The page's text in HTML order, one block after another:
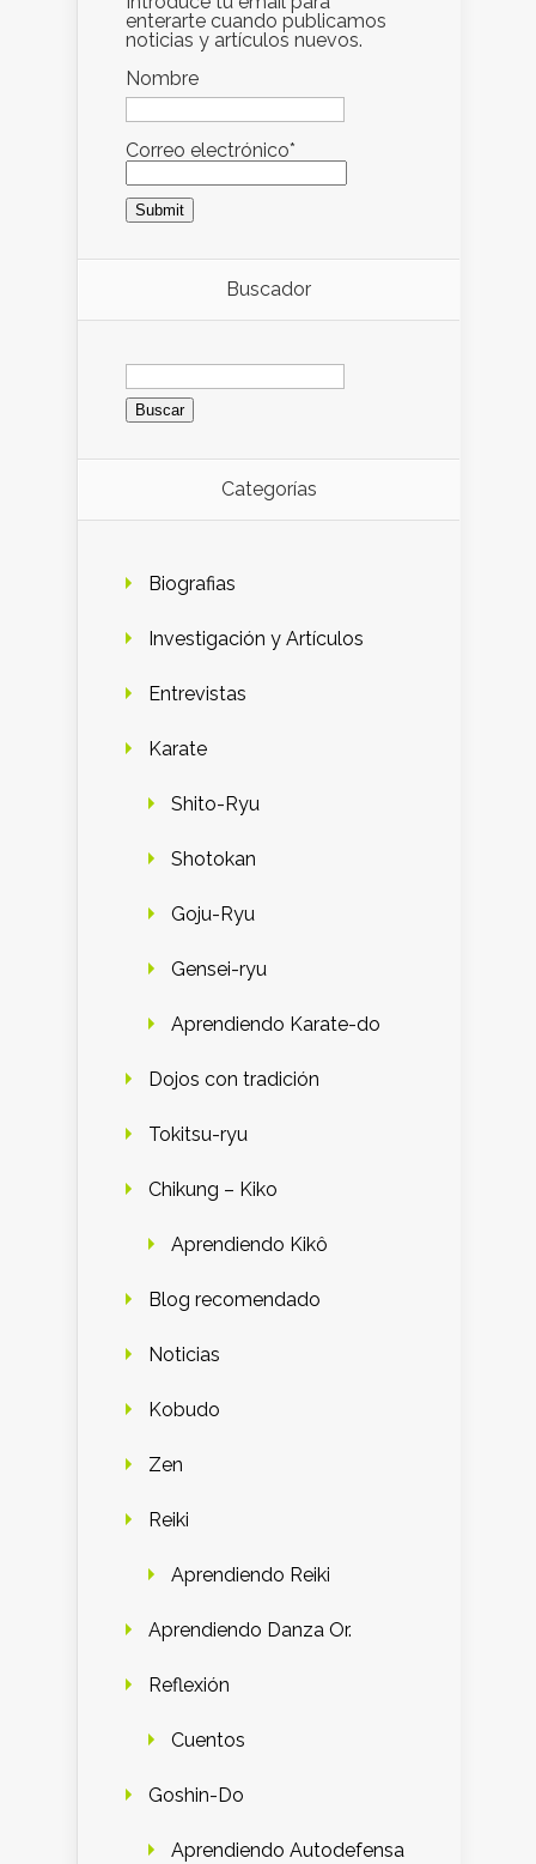
enterarte cuando publicamos
noticias y artículos nuevos.
Nombre
Correo electrónico*
Buscador
Buscar:
Categorías
Biografias
Investigación y Artículos
Entrevistas
Karate
Shito-Ryu
Shotokan
Goju-Ryu
Gensei-ryu
Aprendiendo Karate-do
Dojos con tradición
Tokitsu-ryu
Chikung – Kiko
Aprendiendo Kikô
Blog recomendado
Noticias
Kobudo
Zen
Reiki
Aprendiendo Reiki
Aprendiendo Danza Or.
Reflexión
Cuentos
Goshin-Do
Aprendiendo Autodefensa